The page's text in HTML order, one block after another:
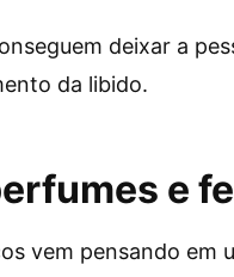
deixar a
da libido.
e
vem pensando em